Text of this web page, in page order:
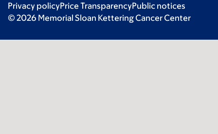
Privacy policyPrice TransparencyPublic notices
© 2026 Memorial Sloan Kettering Cancer Center